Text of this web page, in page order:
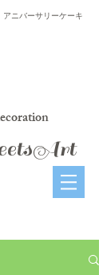
アニバーサリーケーキ